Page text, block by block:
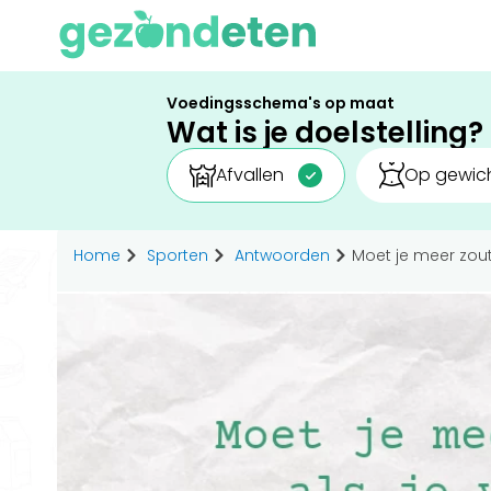
Voedingsschema's op maat
Wat is je doelstelling?
Afvallen Op
Home Sporten Antwoorden Moet je meer